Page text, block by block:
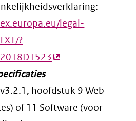
legal-
?
(externe
hoofdstuk 9 Web
of 11 Software (voor